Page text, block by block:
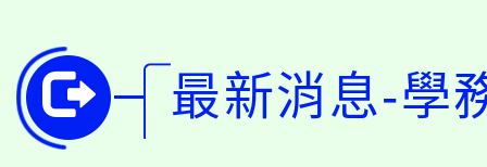
開!
115年桃園市運動會8/
田徑場及游泳池舉行。
桃園市低收入戶享有免
最新消息-學